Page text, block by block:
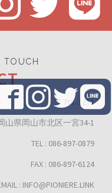
〒701-1211
山県岡山市北区一宮34-1
TEL : 086-897-0879
FAX : 086-897-6124
: INFO@PIONIERE.LINK